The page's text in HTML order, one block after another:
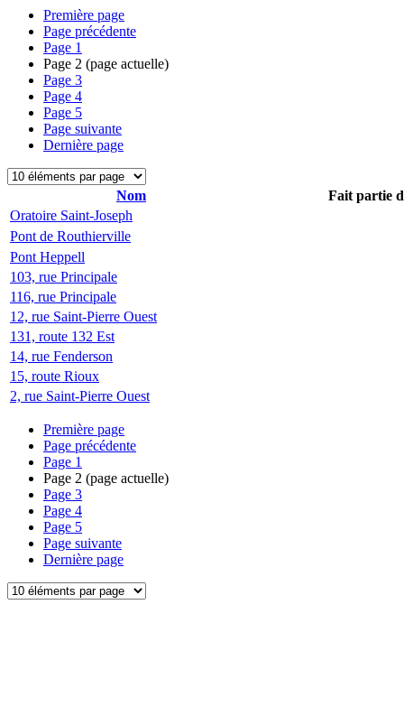
Première page
Page précédente
Page 1
Page 2 (page actuelle)
Page 3
Page 4
Page 5
Page suivante
Dernière page
Nom
Fait partie
Oratoire Saint-Joseph
Pont de Routhierville
Pont Heppell
103, rue Principale
116, rue Principale
12, rue Saint-Pierre Ouest
131, route 132 Est
14, rue Fenderson
15, route Rioux
2, rue Saint-Pierre Ouest
Première page
Page précédente
Page 1
Page 2 (page actuelle)
Page 3
Page 4
Page 5
Page suivante
Dernière page